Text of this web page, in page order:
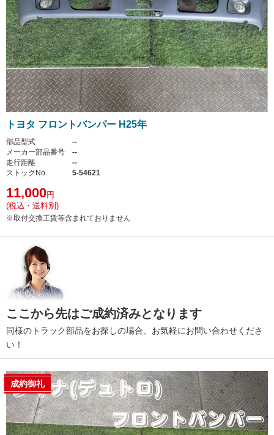
トヨタ フロントバンパー H25年
部品型式
--
メーカー部品番号
--
走行距離
--
ストックNo.
5-54621
11,000円
(税込・送料別)
※取付交換工賃等含まれておりません
ここから先はご成約済みとなります
同様のトラック部品をお探しの場合、お気軽にお問い合わせくださ
い！
成約御礼